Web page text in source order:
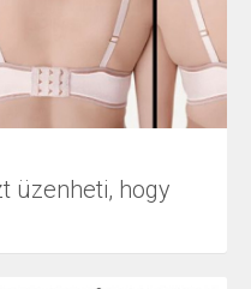
üzenheti, hogy